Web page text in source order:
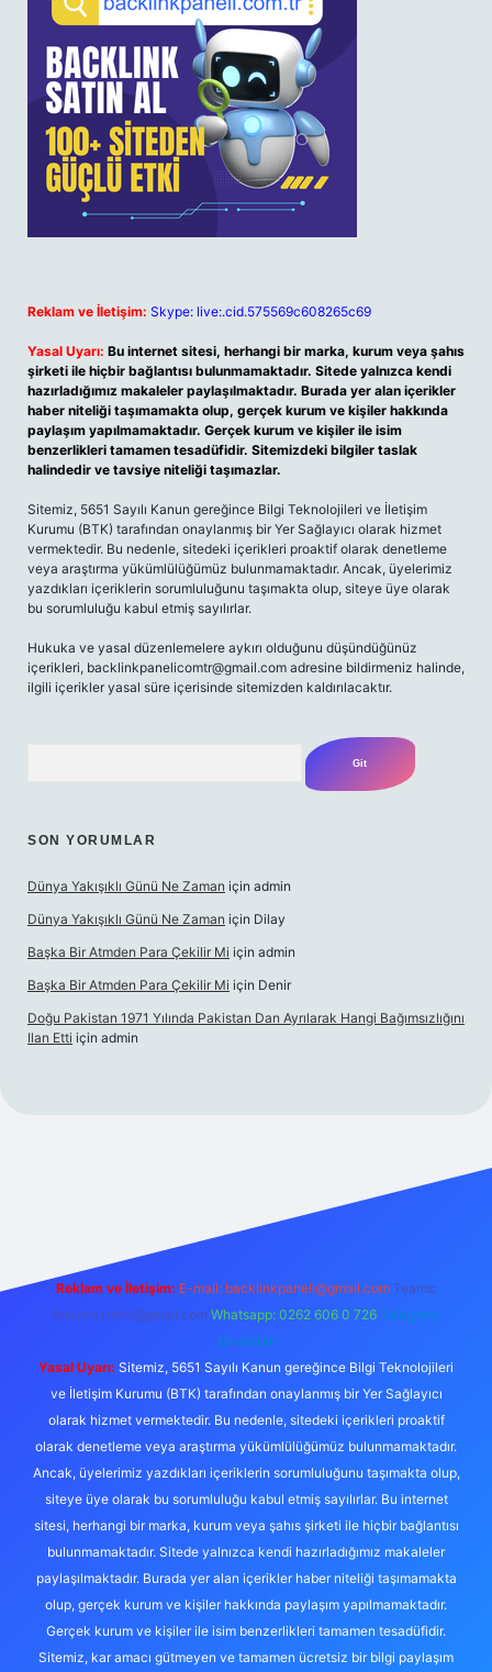
Reklam ve İletişim: Skype: live:.cid.575569c608265c69
Yasal Uyarı: Bu internet sitesi, herhangi bir marka, kurum veya şahıs
şirketi ile hiçbir bağlantısı bulunmamaktadır. Sitede yalnızca kendi
hazırladığımız makaleler paylaşılmaktadır. Burada yer alan içerikler
haber niteliği taşımamakta olup, gerçek kurum ve kişiler hakkında
paylaşım yapılmamaktadır. Gerçek kurum ve kişiler ile isim
benzerlikleri tamamen tesadüfidir. Sitemizdeki bilgiler taslak
halindedir ve tavsiye niteliği taşımazlar.
Sitemiz, 5651 Sayılı Kanun gereğince Bilgi Teknolojileri ve İletişim
Kurumu (BTK) tarafından onaylanmış bir Yer Sağlayıcı olarak hizmet
vermektedir. Bu nedenle, sitedeki içerikleri proaktif olarak denetleme
veya araştırma yükümlülüğümüz bulunmamaktadır. Ancak, üyelerimiz
yazdıkları içeriklerin sorumluluğunu taşımakta olup, siteye üye olarak
bu sorumluluğu kabul etmiş sayılırlar.
Hukuka ve yasal düzenlemelere aykırı olduğunu düşündüğünüz
içerikleri, backlinkpanelicomtr@gmail.com adresine bildirmeniz halinde,
ilgili içerikler yasal süre içerisinde sitemizden kaldırılacaktır.
SON YORUMLAR
Dünya Yakışıklı Günü Ne Zaman için admin
Dünya Yakışıklı Günü Ne Zaman için Dilay
Başka Bir Atmden Para Çekilir Mi için admin
Başka Bir Atmden Para Çekilir Mi için Denir
Doğu Pakistan 1971 Yılında Pakistan Dan Ayrılarak Hangi Bağımsızlığını
Ilan Etti için admin
Reklam ve İletişim: E-mail: backlinkpaneli@gmail.com Teams:
forumhizmeti@gmail.com Whatsapp: 0262 606 0 726 Telegram:
@karabul
Yasal Uyarı: Sitemiz, 5651 Sayılı Kanun gereğince Bilgi Teknolojileri
ve İletişim Kurumu (BTK) tarafından onaylanmış bir Yer Sağlayıcı
olarak hizmet vermektedir. Bu nedenle, sitedeki içerikleri proaktif
olarak denetleme veya araştırma yükümlülüğümüz bulunmamaktadır.
Ancak, üyelerimiz yazdıkları içeriklerin sorumluluğunu taşımakta olup,
siteye üye olarak bu sorumluluğu kabul etmiş sayılırlar. Bu internet
sitesi, herhangi bir marka, kurum veya şahıs şirketi ile hiçbir bağlantısı
bulunmamaktadır. Sitede yalnızca kendi hazırladığımız makaleler
paylaşılmaktadır. Burada yer alan içerikler haber niteliği taşımamakta
olup, gerçek kurum ve kişiler hakkında paylaşım yapılmamaktadır.
Gerçek kurum ve kişiler ile isim benzerlikleri tamamen tesadüfidir.
Sitemiz, kar amacı gütmeyen ve tamamen ücretsiz bir bilgi paylaşım